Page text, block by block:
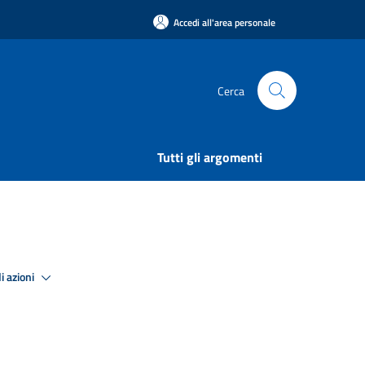
Accedi all'area personale
Cerca
Tutti gli argomenti
azioni